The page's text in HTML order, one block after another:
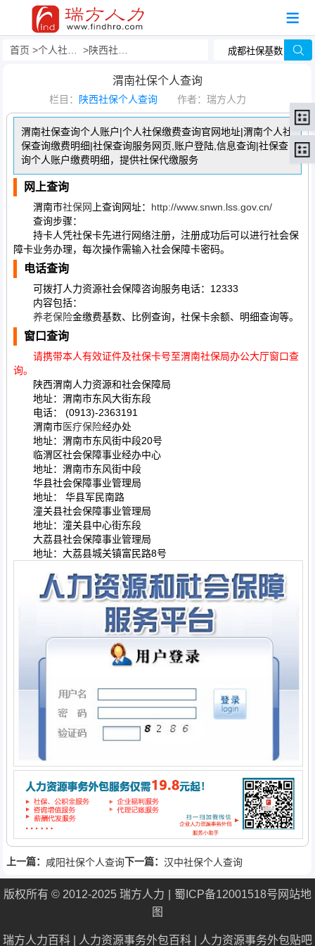
首页 个人社保查询 陕西社保个人查询
渭南社保个人查询
栏目： 陕西社保个人查询 作者：瑞方人力
渭南社保查询个人账户|个人社保缴费查询官网地址|渭南个人社
保查询缴费明细|社保查询服务网页,账户登陆,信息查询|社保查
询个人账户缴费明细，提供社保代缴服务
网上查询
渭南市社保网 上查询网址： http://www.snwn.lss.gov.cn/
查询步骤：
持卡人凭社保卡先进行网络注册，注册成功后可以进行社会保
障卡业务办理，每次操作需输入社会保障卡密码。
电话查询
可拨打人力资源社会保障咨询服务电话：12333
内容包括：
养老保险金缴费基数、比例查询，社保卡余额、明细查询等。
窗口查询
请携带本人有效证件及社保卡号至渭南社保局办公大厅窗口查
询。
陕西渭南人力资源和社会保障局
地址：渭南市东风大街东段
电话： (0913)-2363191
渭南市医疗保险经办处
地址：渭南市东风街中段20号
临渭区社会保障事业经办中心
地址：渭南市东风街中段
华县社会保障事业管理局
地址： 华县军民南路
潼关县社会保障事业管理局
地址：潼关县中心街东段
大荔县社会保障事业管理局
地址：大荔县城关镇富民路8号
上一篇： 咸阳社保个人查询下一篇： 汉中社保个人查询
版权所有 © 2012-2025 瑞方人力 蜀ICP备12001518号 网站地
图
瑞方人力百科 人力资源事务外包百科 人力资源事务外包贴吧